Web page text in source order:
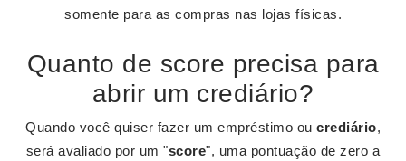
somente para as compras nas lojas físicas.
Quanto de score precisa para
abrir um crediário?
Quando você quiser fazer um empréstimo ou crediário,
será avaliado por um "score", uma pontuação de zero a